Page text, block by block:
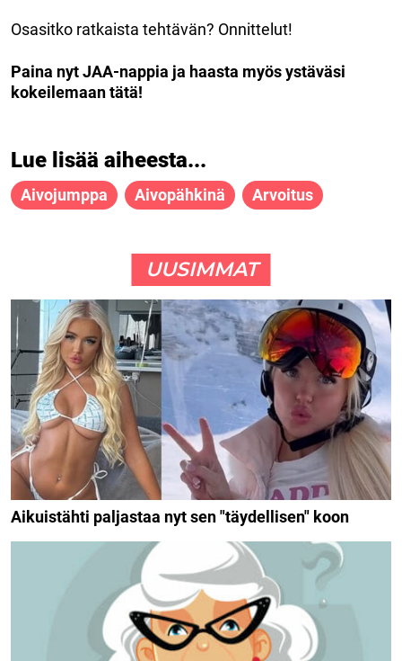
Osasitko ratkaista tehtävän? Onnittelut!
Paina nyt JAA-nappia ja haasta myös ystäväsi
kokeilemaan tätä!
Lue lisää aiheesta...
Aivojumppa Aivopähkinä Arvoitus
UUSIMMAT
Aikuistähti paljastaa nyt sen "täydellisen" koon